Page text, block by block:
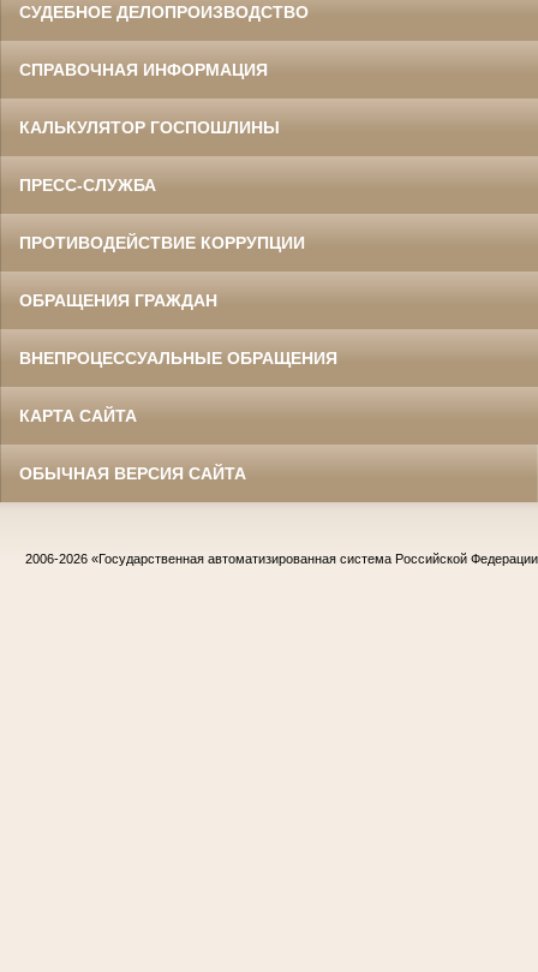
СУДЕБНОЕ ДЕЛОПРОИЗВОДСТВО
СПРАВОЧНАЯ ИНФОРМАЦИЯ
КАЛЬКУЛЯТОР ГОСПОШЛИНЫ
ПРЕСС-СЛУЖБА
ПРОТИВОДЕЙСТВИЕ КОРРУПЦИИ
ОБРАЩЕНИЯ ГРАЖДАН
ВНЕПРОЦЕССУАЛЬНЫЕ ОБРАЩЕНИЯ
КАРТА САЙТА
ОБЫЧНАЯ ВЕРСИЯ САЙТА
2006-2026 «Государственная автоматизированная система Российской